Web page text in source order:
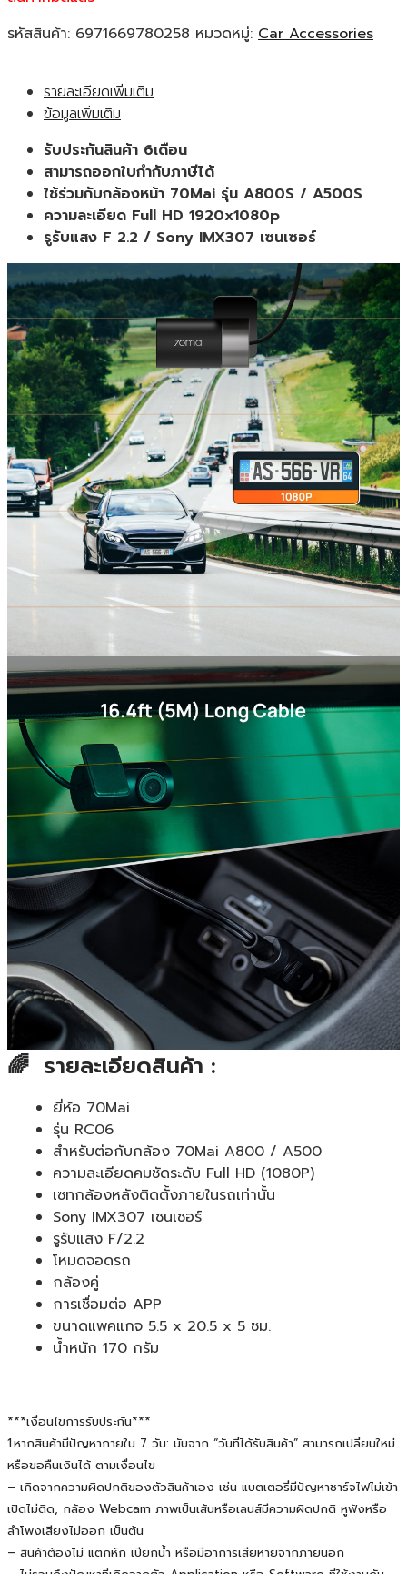
รหัสสินค้า: 6971669780258 หมวดหมู่: Car Accessories
รายละเอียดเพิ่มเติม
ข้อมูลเพิ่มเติม
รับประกันสินค้า 6เดือน
สามารถออกใบกำกับภาษีได้
ใช้ร่วมกับกล้องหน้า 70Mai รุ่น A800S / A500S
ความละเอียด Full HD 1920x1080p
รูรับแสง F 2.2 / Sony IMX307 เซนเซอร์
🌈 รายละเอียดสินค้า :
ยี่ห้อ 70Mai
รุ่น RC06
สำหรับต่อกับกล้อง 70Mai A800 / A500
ความละเอียดคมชัดระดับ Full HD (1080P)
เซทกล้องหลังติดตั้งภายในรถเท่านั้น
Sony IMX307 เซนเซอร์
รูรับแสง F/2.2
โหมดจอดรถ
กล้องคู่
การเชื่อมต่อ APP
ขนาดแพคแกจ 5.5 x 20.5 x 5 ซม.
น้ำหนัก 170 กรัม
***เงื่อนไขการรับประกัน***
1.หากสินค้ามีปัญหาภายใน 7 วัน: นับจาก “วันที่ได้รับสินค้า” สามารถเปลี่ยนใหม่
หรือขอคืนเงินได้ ตามเงื่อนไข
– เกิดจากความผิดปกติของตัวสินค้าเอง เช่น แบตเตอรี่มีปัญหาชาร์จไฟไม่เข้า
เปิดไม่ติด, กล้อง Webcam ภาพเป็นเส้นหรือเลนส์มีความผิดปกติ หูฟังหรือ
ลำโพงเสียงไม่ออก เป็นต้น
– สินค้าต้องไม่ แตกหัก เปียกน้ำ หรือมีอาการเสียหายจากภายนอก